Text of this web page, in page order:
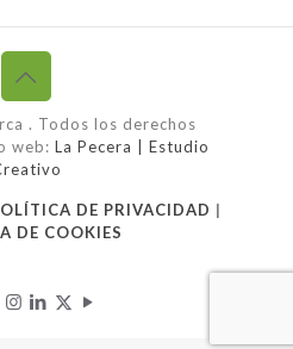
. Todos los derechos
web: La Pecera | Estudio
DE PRIVACIDAD |
DE COOKIES